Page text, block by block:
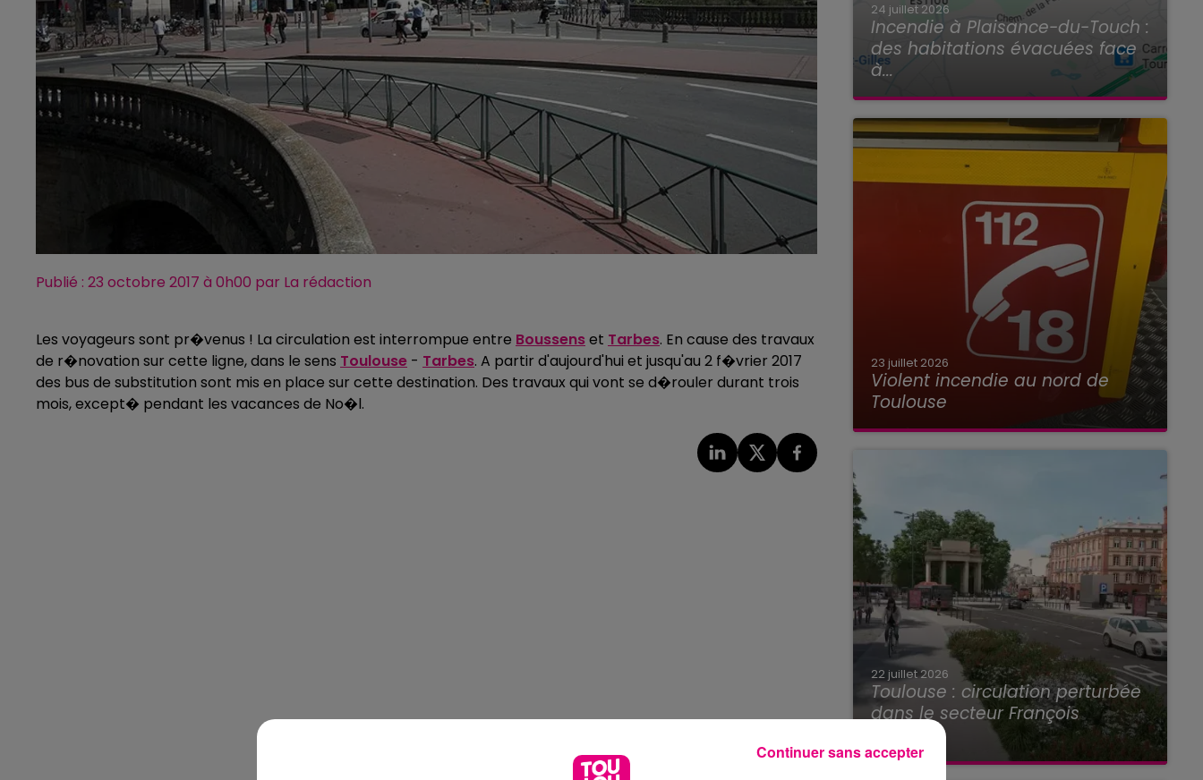
Publié : 23 octobre 2017 à 0h00 par La rédaction
Les voyageurs sont pr�venus ! La circulation est interrompue entre Boussenset Tarbes. En cause des travaux
de r�novation sur cette ligne, dans le sens Toulouse - Tarbes. A partir d'aujourd'hui et jusqu'au 2 f�vrier 2017
des bus de substitution sont mis en place sur cette destination. Des travaux qui vont se d�rouler durant trois
mois, except� pendant les vacances de No�l.
24 juillet 2026
Incendie à Plaisance-du-Touch :
des habitations évacuées face
à...
23 juillet 2026
Violent incendie au nord de
Toulouse
22 juillet 2026
Toulouse : circulation perturbée
dans le secteur François
Verdier...
Continuer sans accepter